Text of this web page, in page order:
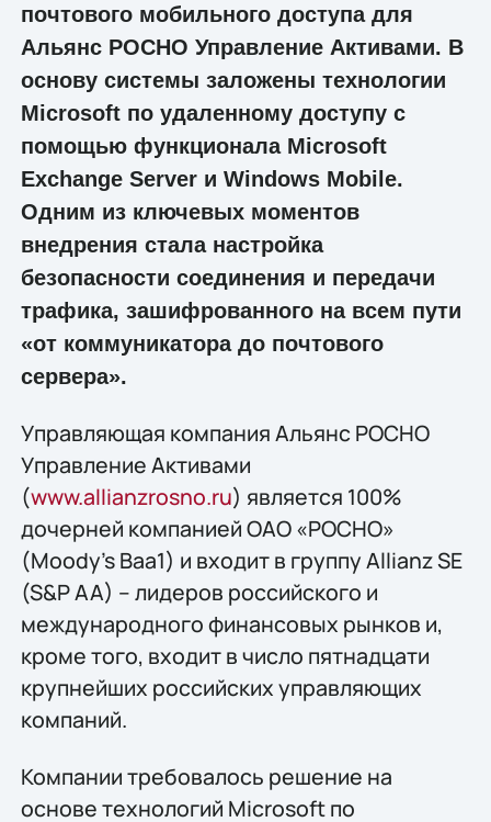
почтового мобильного доступа для
Альянс РОСНО Управление Активами. В
основу системы заложены технологии
Microsoftпо удаленному доступу с
помощью функционала Microsoft
Exchange Server и Windows Mobile.
Одним из ключевых моментов
внедрения стала настройка
безопасности соединения и передачи
трафика, зашифрованного на всем пути
«от коммуникатора до почтового
сервера».
Управляющая компания Альянс РОСНО
Управление Активами
(www.allianzrosno.ru) является 100%
дочерней компанией ОАО «РОСНО»
(Moody’s Baa1) и входит в группу Allianz SE
(S&P AA) – лидеров российского и
международного финансовых рынков и,
кроме того, входит в число пятнадцати
крупнейших российских управляющих
компаний.
Компании требовалось решение на
основе технологий Microsoft по